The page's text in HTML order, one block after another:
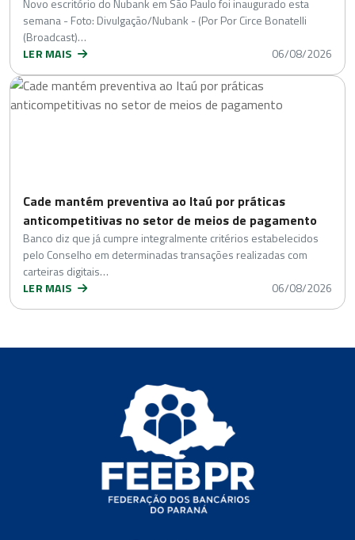
Novo escritório do Nubank em São Paulo foi inaugurado esta
semana - Foto: Divulgação/Nubank - (Por Por Circe Bonatelli
(Broadcast)…
LER MAIS
06/08/2026
Cade mantém preventiva ao Itaú por práticas
anticompetitivas no setor de meios de pagamento
Banco diz que já cumpre integralmente critérios estabelecidos
pelo Conselho em determinadas transações realizadas com
carteiras digitais…
LER MAIS
06/08/2026